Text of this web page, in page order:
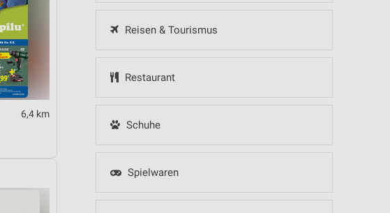
Reisen & Tourismus
Restaurant
Schuhe
Spielwaren
6,4 km